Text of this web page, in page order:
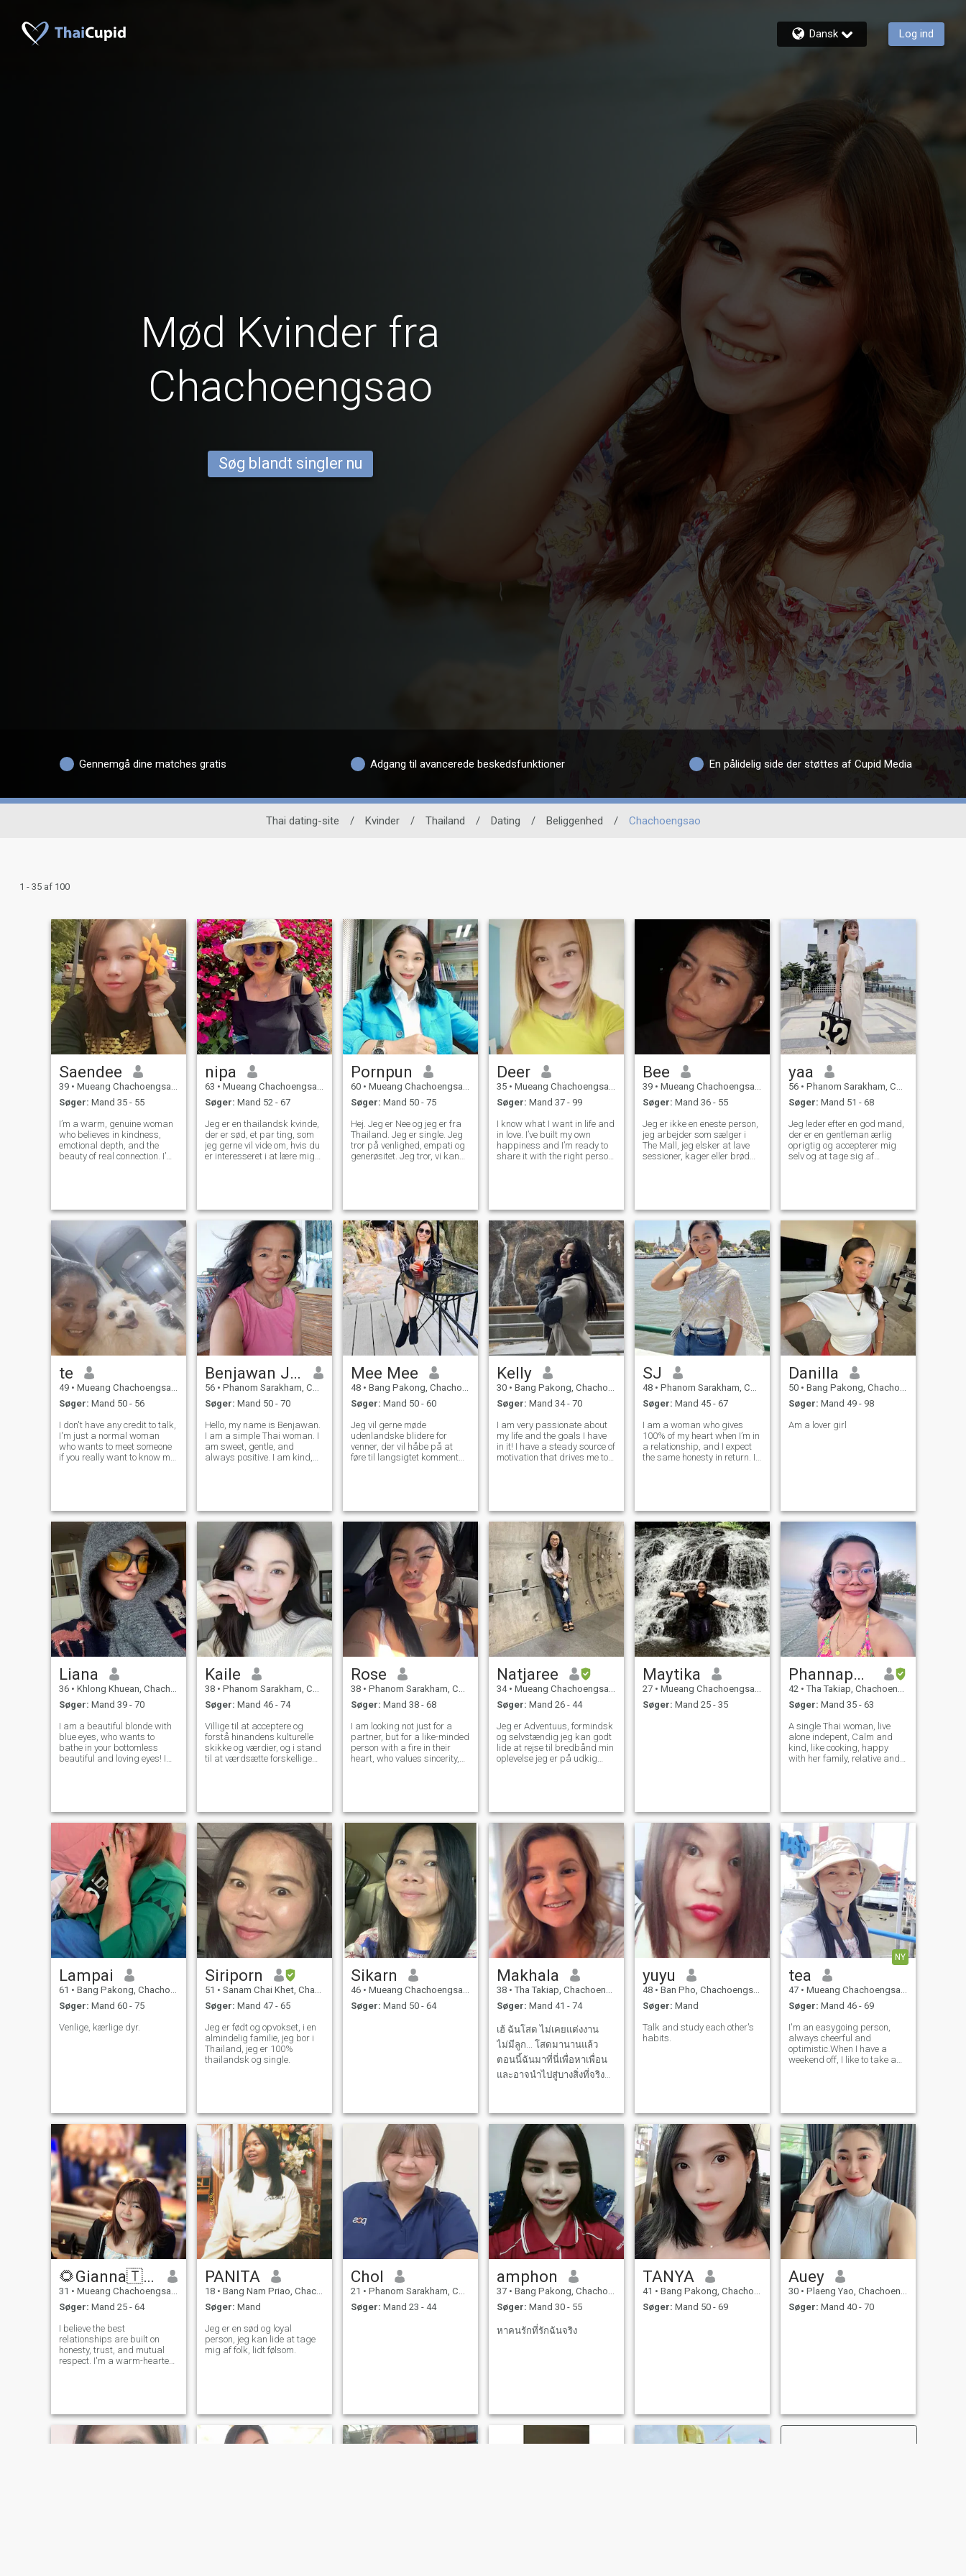
Dansk Log ind
Mød Kvinder fra
Chachoengsao
Søg blandt singler nu
Gennemgå dine matches gratis Adgang til avancerede beskedsfunktioner En pålidelig side der støttes af Cupid Media
Thai dating-site / Kvinder / Thailand / Dating / Beliggenhed / Chachoengsao
1 - 35 af 100
Saendee
39 • Mueang Chachoengsao, Chachoengsao, Thailand
Søger: Mand 35 - 55
I’m a warm, genuine woman
who believes in kindness,
emotional depth, and the
beauty of real connection. I’m
hard and live simply. In my
free time,
nipa
63 • Mueang Chachoengsao, Chachoengsao, Thailand
Søger: Mand 52 - 67
Jeg er en thailandsk kvinde,
der er sød, et par ting, som
jeg gerne vil vide om, hvis du
er interesseret i at lære mig
Pornpun
60 • Mueang Chachoengsao, Chachoengsao, Thailand
Søger: Mand 50 - 75
Hej. Jeg er Nee og jeg er fra
Thailand. Jeg er single. Jeg
tror på venlighed, empati og
generøsitet. Jeg tror, vi kan
thailandsk mad. Hvis du er
en del af mit liv,vil du have
lækker mad at spise hver
dag helt sikkert. Jeg kan
også lide at rejse i naturlige
steder såsom strande,
vandfald.
Deer
35 • Mueang Chachoengsao, Chachoengsao, Thailand
Søger: Mand 37 - 99
I know what I want in life and
in love. I’ve built my own
happiness and I’m ready to
share it with the right person.
how to take care of
Bee
39 • Mueang Chachoengsao, Chachoengsao, Thailand
Søger: Mand 36 - 55
Jeg er ikke en eneste person,
jeg arbejder som sælger i
The Mall, jeg elsker at lave
sessioner, kager eller brød
ikke et godt menneske, men
jeg er ikke et godt menneske,
men jeg er ikke et godt
menneske, jeg er et godt
menneske, jeg er et godt
menneske, jeg er et godt
menneske, jeg er meget glad
og jeg er glad for at kunne
hjælpe dig. Familie i
fremtiden. \Nhvem er fundet,
oprigtig, smart, konsekvent,
ærlig, Jeg håber at møde en
rigtig person og blive en
speciel en i mit liv snart.
yaa
56 • Phanom Sarakham, Chachoengsao, Thailand
Søger: Mand 51 - 68
Jeg leder efter en god mand,
der er en gentleman ærlig
oprigtig og accepterer mig
selv og at tage sig af
Jeg er thai og jeg er single.
Jeg taler lidt engelsk. Og jeg
kan skrive engelsk flydende.
Mange tak.
te
49 • Mueang Chachoengsao, Chachoengsao, Thailand
Søger: Mand 50 - 56
I don't have any credit to talk,
I'm just a normal woman
who wants to meet someone
if you really want to know me
having to top up money. First
of all,
Benjawan Jenkan
56 • Phanom Sarakham, Chachoengsao, Thailand
Søger: Mand 50 - 70
Hello, my name is Benjawan.
I am a simple Thai woman. I
am sweet, gentle, and
always positive. I am kind,
divorced 12 years ago. I have
t
Mee Mee
48 • Bang Pakong, Chachoengsao, Thailand
Søger: Mand 50 - 60
Jeg vil gerne møde
udenlandske blidere for
venner, der vil håbe på at
føre til langsigtet kommentar.
kende og udvikle et forhold til
A du er velkommen til at
kontakte mig.
Kelly
30 • Bang Pakong, Chachoengsao, Thailand
Søger: Mand 34 - 70
I am very passionate about
my life and the goals I have
in it! I have a steady source of
motivation that drives me to
book, called "Love", bu
SJ
48 • Phanom Sarakham, Chachoengsao, Thailand
Søger: Mand 45 - 67
I am a woman who gives
100% of my heart when I’m in
a relationship, and I expect
the same honesty in return. I
don’t mind if you are divo
Danilla
50 • Bang Pakong, Chachoengsao, Thailand
Søger: Mand 49 - 98
Am a lover girl
Liana
36 • Khlong Khuean, Chachoengsao, Thailand
Søger: Mand 39 - 70
I am a beautiful blonde with
blue eyes, who wants to
bathe in your bottomless
beautiful and loving eyes! I
meet my love and my beloved
half. My h
Kaile
38 • Phanom Sarakham, Chachoengsao, Thailand
Søger: Mand 46 - 74
Villige til at acceptere og
forstå hinandens kulturelle
skikke og værdier, og i stand
til at værdsætte forskellige
Rose
38 • Phanom Sarakham, Chachoengsao, Thailand
Søger: Mand 38 - 68
I am looking not just for a
partner, but for a like-minded
person with a fire in their
heart, who values sincerity,
culinary experiments. I am
loo
Natjaree
34 • Mueang Chachoengsao, Chachoengsao, Thailand
Søger: Mand 26 - 44
Jeg er Adventuus, formindsk
og selvstændig jeg kan godt
lide at rejse til bredbånd min
oplevelse jeg er på udkig
Maytika
27 • Mueang Chachoengsao, Chachoengsao, Thailand
Søger: Mand 25 - 35
Phannaphat
42 • Tha Takiap, Chachoengsao, Thailand
Søger: Mand 35 - 63
A single Thai woman, live
alone indepent, Calm and
kind, like cooking, happy
with her family, relative and
game, no tricks
Lampai
61 • Bang Pakong, Chachoengsao, Thailand
Søger: Mand 60 - 75
Venlige, kærlige dyr.
Siriporn
51 • Sanam Chai Khet, Chachoengsao, Thailand
Søger: Mand 47 - 65
Jeg er født og opvokset, i en
almindelig familie, jeg bor i
Thailand, jeg er 100%
thailandsk og single.
Sikarn
46 • Mueang Chachoengsao, Chachoengsao, Thailand
Søger: Mand 50 - 64
Makhala
38 • Tha Takiap, Chachoengsao, Thailand
Søger: Mand 41 - 74
เฮ้ ฉันโสด ไม่เคยแต่งงาน
ไม่มีลูก... โสดมานานแล้ว
ตอนนี้ฉันมาที่นี่เพื่อหาเพื่อน
และอาจนําไปสู่บางสิ่งที่จริงจัง
make friends and maybe
leads to something serious.
yuyu
48 • Ban Pho, Chachoengsao, Thailand
Søger: Mand
Talk and study each other's
habits.
NY
tea
47 • Mueang Chachoengsao, Chachoengsao, Thailand
Søger: Mand 46 - 69
I'm an easygoing person,
always cheerful and
optimistic.When I have a
weekend off, I like to take a
🌻Gianna🇹🇭
31 • Mueang Chachoengsao, Chachoengsao, Thailand
Søger: Mand 25 - 64
I believe the best
relationships are built on
honesty, trust, and mutual
respect. I'm a warm-hearted,
appreciated. I may not be
perfect, but when I l
PANITA
18 • Bang Nam Priao, Chachoengsao, Thailand
Søger: Mand
Jeg er en sød og loyal
person, jeg kan lide at tage
mig af folk, lidt følsom.
Chol
21 • Phanom Sarakham, Chachoengsao, Thailand
Søger: Mand 23 - 44
amphon
37 • Bang Pakong, Chachoengsao, Thailand
Søger: Mand 30 - 55
หาคนรักที่รักฉันจริง
TANYA
41 • Bang Pakong, Chachoengsao, Thailand
Søger: Mand 50 - 69
Auey
30 • Plaeng Yao, Chachoengsao, Thailand
Søger: Mand 40 - 70